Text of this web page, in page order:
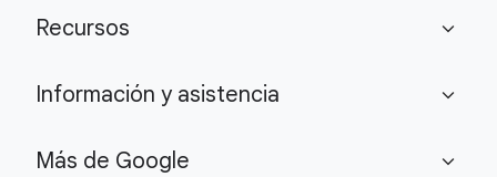
Recursos expand_more
Información y asistencia expand_more
Más de Google expand_more